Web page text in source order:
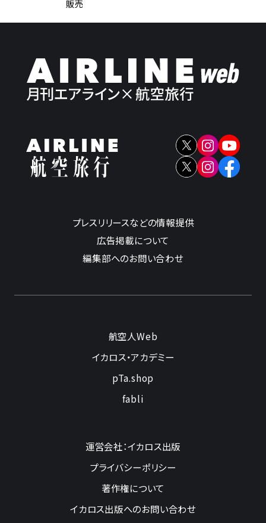
販売
プレスリリースなどの情報提供
広告掲載について
編集部へのお問い合わせ
航空人Web
イカロス・アカデミー
pTa.shop
fabli
運営会社：イカロス出版
プライバシーポリシー
著作権について
イカロス出版へのお問い合わせ